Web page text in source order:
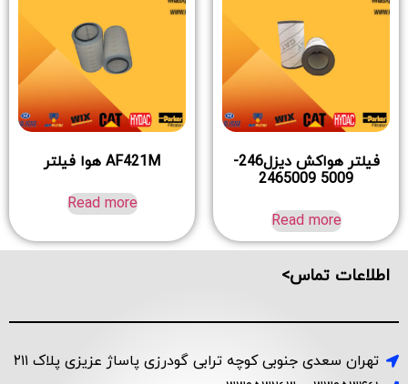
فیلتر هواکش دیزل246-
5009 2465009
Read more
AF421M هوا فیلتر
Read more
اطلاعات تماس>
تهران سعدی جنوبی کوچه ترابی گودرزی پاساژ عزیزی پلاک ۲۱۱